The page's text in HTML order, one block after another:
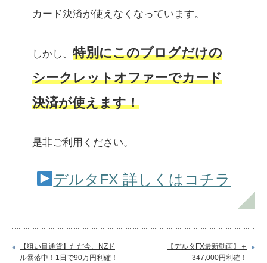
カード決済が使えなくなっています。
しかし、 特別にこのブログだけの
シークレットオファーでカード
決済が使えます！
是非ご利用ください。
デルタFX 詳しくはコチラ
【狙い目通貨】ただ今、NZド
ル暴落中！1日で90万円利確！
【デルタFX最新動画】＋
347,000円利確！